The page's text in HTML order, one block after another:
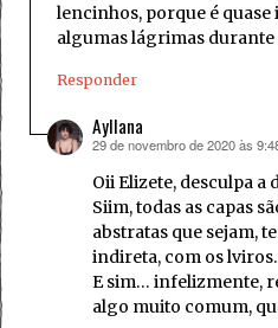
lencinhos, porque é
algumas lágrimas durante
Responder
Ayllana
disse:
29 de novembro de 2020 às
Oii Elizete, desculpa
Siim, todas as capas
abstratas que sejam,
indireta, com os
E sim… infelizmente,
algo muito comum,